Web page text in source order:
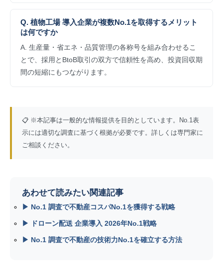
Q. 植物工場 導入企業が複数No.1を取得するメリット
は何ですか
A. 生産量・省エネ・品質管理の各称号を組み合わせるこ
とで、採用とBtoB取引の双方で信頼性を高め、投資回収期
間の短縮にもつながります。
📋 ※本記事は一般的な情報提供を目的としています。No.1表
示には適切な調査に基づく根拠が必要です。詳しくは専門家に
ご相談ください。
あわせて読みたい関連記事
▶ No.1 調査で不動産コスパNo.1を獲得する戦略
▶ ドローン配送 企業導入 2026年No.1戦略
▶ No.1 調査で不動産の技術力No.1を確立する方法